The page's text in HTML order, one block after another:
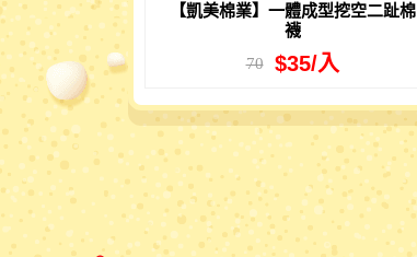
【凱美棉業】一體成型挖空二趾棉
襪
70
$35/入